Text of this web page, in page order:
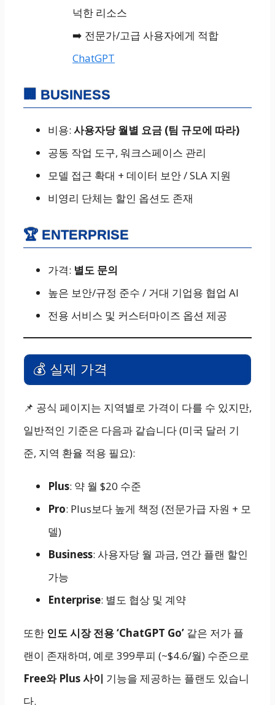
넉한 리소스
➡️ 전문가/고급 사용자에게 적합
ChatGPT
🏢 BUSINESS
비용: 사용자당 월별 요금 (팀 규모에 따라)
공동 작업 도구, 워크스페이스 관리
모델 접근 확대 + 데이터 보안 / SLA 지원
비영리 단체는 할인 옵션도 존재
🏆 ENTERPRISE
가격: 별도 문의
높은 보안/규정 준수 / 거대 기업용 협업 AI
전용 서비스 및 커스터마이즈 옵션 제공
💰 실제 가격
📌 공식 페이지는 지역별로 가격이 다를 수 있지만,
일반적인 기준은 다음과 같습니다 (미국 달러 기
준, 지역 환율 적용 필요):
Plus: 약 월 $20 수준
Pro: Plus보다 높게 책정 (전문가급 자원 + 모
델)
Business: 사용자당 월 과금, 연간 플랜 할인
가능
Enterprise: 별도 협상 및 계약
또한 인도 시장 전용 ‘ChatGPT Go’ 같은 저가 플
랜이 존재하며, 예로 399루피 (~$4.6/월) 수준으로
Free와 Plus 사이 기능을 제공하는 플랜도 있습니
다.